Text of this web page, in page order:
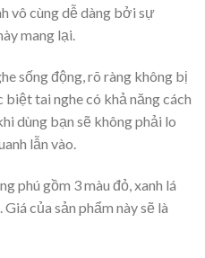
vô cùng dễ dàng bởi sự
mang lại.
sống động, rõ ràng không bị
tai nghe có khả năng cách
dùng bạn sẽ không phải lo
lẫn vào.
phú gồm 3 màu đỏ, xanh lá
của sản phẩm này sẽ là